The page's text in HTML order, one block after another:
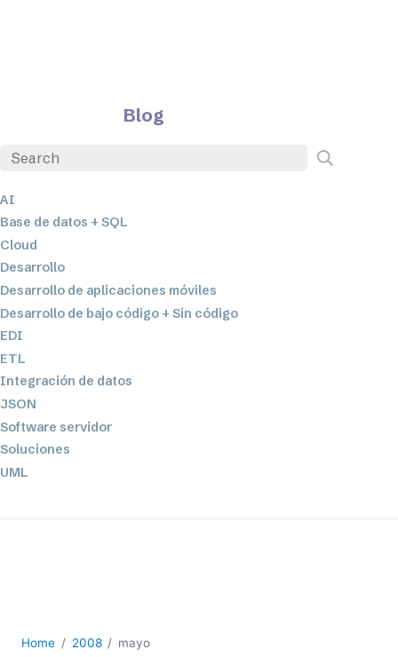
Blog
AI
Base de datos + SQL
Cloud
Desarrollo
Desarrollo de aplicaciones móviles
Desarrollo de bajo código + Sin código
EDI
ETL
Integración de datos
JSON
Software servidor
Soluciones
UML
XML
2025
Home 2008 mayo